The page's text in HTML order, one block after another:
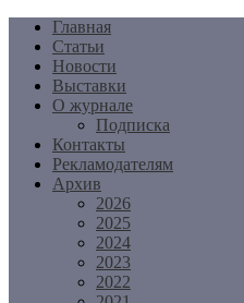
Перейти
содержимому
Главная
Статьи
Новости
Выставки
О журнале
Подписка
Контакты
Рекламодателям
Архив
2026
2025
2024
2023
2022